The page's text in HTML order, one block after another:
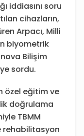
iddiasını soru
cihazların,
Arpacı, Milli
biyometrik
Bilişim
sordu.
özel eğitim ve
doğrulama
TBMM
rehabilitasyon